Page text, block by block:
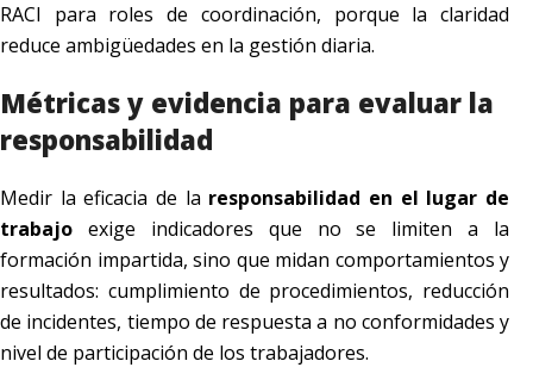
RACI para roles de coordinación, porque la claridad
reduce ambigüedades en la gestión diaria.
Métricas y evidencia para evaluar la
responsabilidad
Medir la eficacia de la responsabilidad en el lugar de
trabajo exige indicadores que no se limiten a la
formación impartida, sino que midan comportamientos y
resultados: cumplimiento de procedimientos, reducción
de incidentes, tiempo de respuesta a no conformidades y
nivel de participación de los trabajadores.